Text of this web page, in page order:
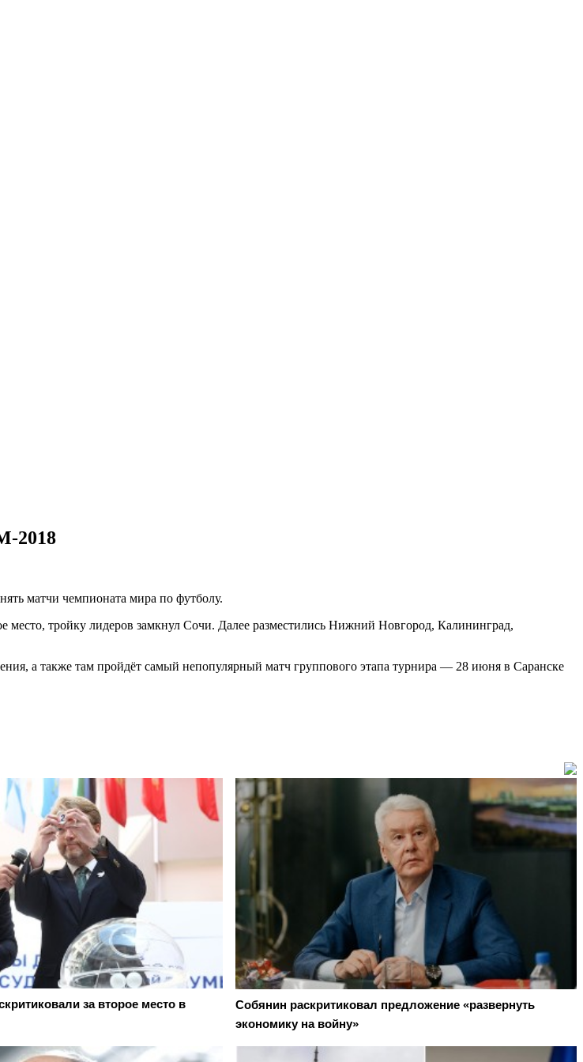
2018
матчи чемпионата мира по футболу.
место, тройку лидеров замкнул Сочи. Далее разместились Нижний Новгород, Калининград,
а также там пройдёт самый непопулярный матч группового этапа турнира — 28 июня в Саранске
за второе место в
Собянин раскритиковал предложение «развернуть
экономику на войну»